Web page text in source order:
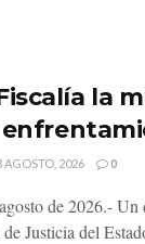
la
AGOSTO, 2026 0
de 2026.- Un
Justicia del